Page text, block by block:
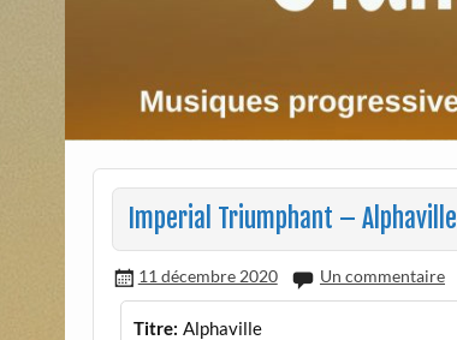
Imperial Triumphant – Alphaville
11 décembre 2020 Un commentaire
Titre: Alphaville